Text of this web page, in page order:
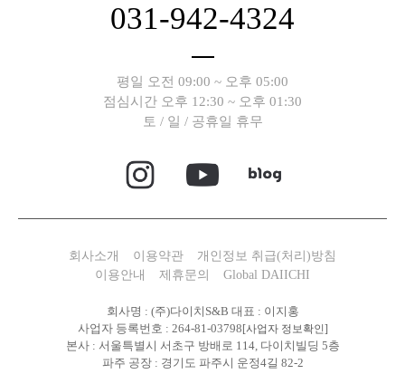
031-942-4324
평일 오전 09:00 ~ 오후 05:00
점심시간 오후 12:30 ~ 오후 01:30
토 / 일 / 공휴일 휴무
회사소개 이용약관
개인정보 취급(처리)방침
이용안내
제휴문의 Global DAIICHI
회사명 : (주)다이치S&B 대표 : 이지홍
사업자 등록번호 : 264-81-03798 [사업자 정보확인]
본사 : 서울특별시 서초구 방배로 114, 다이치빌딩 5층
파주 공장 : 경기도 파주시 운정4길 82-2